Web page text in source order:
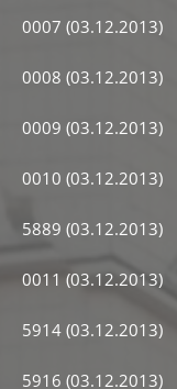
0007 (03.12.2013)
0008 (03.12.2013)
0009 (03.12.2013)
0010 (03.12.2013)
5889 (03.12.2013)
0011 (03.12.2013)
5914 (03.12.2013)
5916 (03.12.2013)